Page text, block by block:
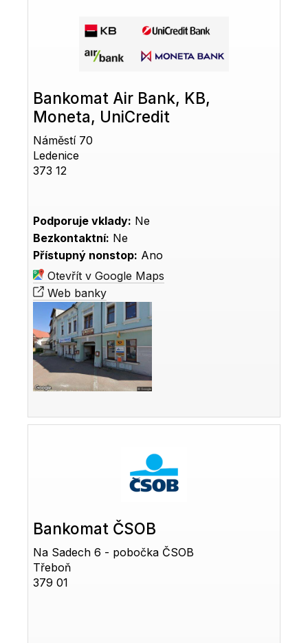
Bankomat Air Bank, KB,
Moneta, UniCredit
Náměstí 70
Ledenice
373 12
Podporuje vklady: Ne
Bezkontaktní: Ne
Přístupný nonstop: Ano
Otevřít v Google Maps
Web banky
Bankomat ČSOB
Na Sadech 6 - pobočka ČSOB
Třeboň
379 01